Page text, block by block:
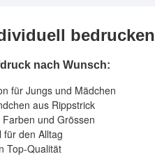
bedrucken
nach Wunsch:
für Jungs und Mädchen
aus Rippstrick
und Grössen
für den Alltag
Top-Qualität